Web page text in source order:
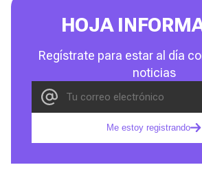
HOJA
Regístrate para estar al día
noticias
Me estoy registrando